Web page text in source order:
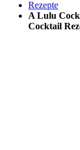
Rezepte
A Lulu
Cocktail